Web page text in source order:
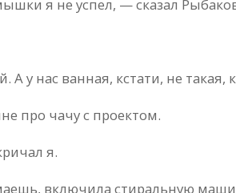
я не успел, — сказал
А у нас ванная, кстати, не
про чачу с проектом.
я.
включила стиральную